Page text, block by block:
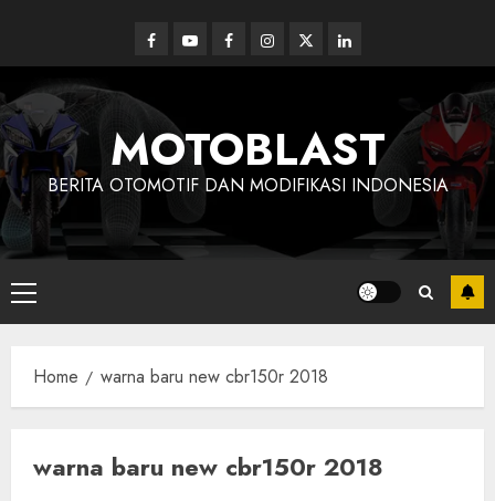
content
Facebook
YoutubeFacebookInstagram
Twitterlinkedin
MOTOBLAST
BERITA OTOMOTIF DAN MODIFIKASI INDONESIA
Primary
Menu
Home warna baru new cbr150r 2018
warna baru new cbr150r 2018